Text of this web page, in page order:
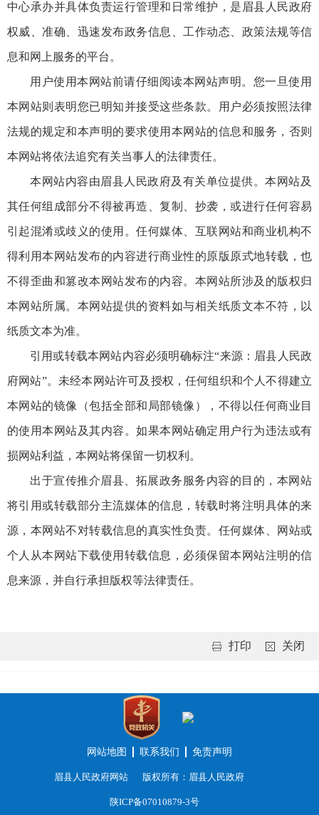
中心承办并具体负责运行管理和日常维护，是眉县人民政府
权威、准确、迅速发布政务信息、工作动态、政策法规等信
息和网上服务的平台。
用户使用本网站前请仔细阅读本网站声明。您一旦使用
本网站则表明您已明知并接受这些条款。用户必须按照法律
法规的规定和本声明的要求使用本网站的信息和服务，否则
本网站将依法追究有关当事人的法律责任。
本网站内容由眉县人民政府及有关单位提供。本网站及
其任何组成部分不得被再造、复制、抄袭，或进行任何容易
引起混淆或歧义的使用。任何媒体、互联网站和商业机构不
得利用本网站发布的内容进行商业性的原版原式地转载，也
不得歪曲和篡改本网站发布的内容。本网站所涉及的版权归
本网站所属。本网站提供的资料如与相关纸质文本不符，以
纸质文本为准。
引用或转载本网站内容必须明确标注“来源：眉县人民政
府网站”。未经本网站许可及授权，任何组织和个人不得建立
本网站的镜像（包括全部和局部镜像），不得以任何商业目
的使用本网站及其内容。如果本网站确定用户行为违法或有
损网站利益，本网站将保留一切权利。
出于宣传推介眉县、拓展政务服务内容的目的，本网站
将引用或转载部分主流媒体的信息，转载时将注明具体的来
源，本网站不对转载信息的真实性负责。任何媒体、网站或
个人从本网站下载使用转载信息，必须保留本网站注明的信
息来源，并自行承担版权等法律责任。
关闭
打印
网站地图 联系我们 免责声明
眉县人民政府网站 版权所有：眉县人民政府
陕ICP备07010879-3号